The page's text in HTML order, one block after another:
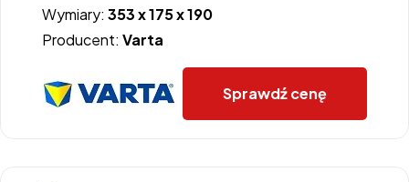
Wymiary: 353 x 175 x 190
Producent: Varta
Sprawdź cenę